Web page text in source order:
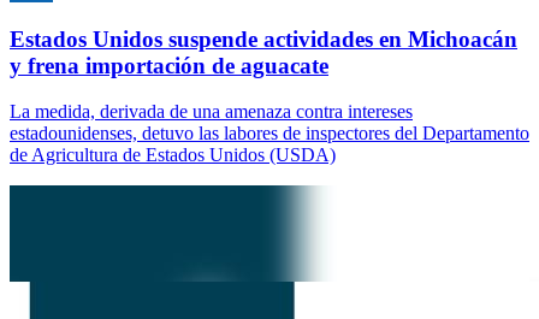
Estados Unidos suspende actividades en Michoacán
y frena importación de aguacate
La medida, derivada de una amenaza contra intereses
estadounidenses, detuvo las labores de inspectores del Departamento
de Agricultura de Estados Unidos (USDA)